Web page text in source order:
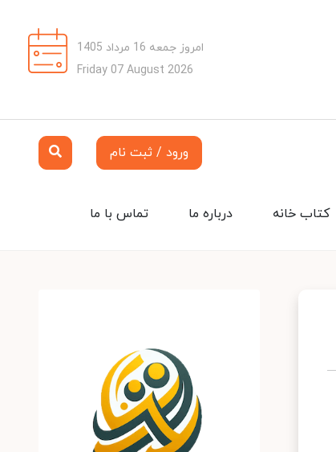
امروز جمعه 16 مرداد 1405
Friday 07 August 2026
ورود / ثبت نام
تماس با ما درباره ما کتاب خانه